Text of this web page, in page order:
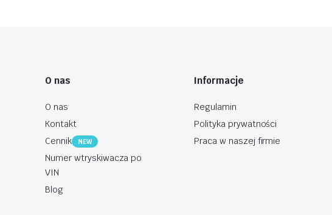
O nas
O nas
Kontakt
Cennik
NEW
Numer wtryskiwacza po
VIN
Blog
Informacje
Regulamin
Polityka prywatności
Praca w naszej firmie